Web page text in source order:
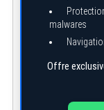
malwares
Offre